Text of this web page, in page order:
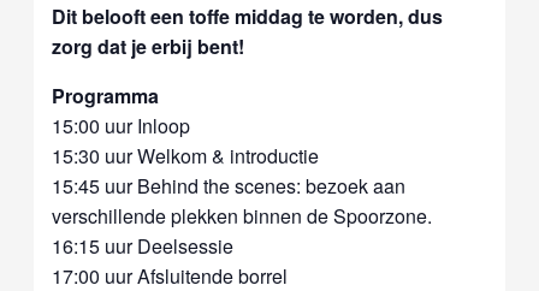
Dit belooft een toffe middag te worden, dus
zorg dat je erbij bent!
Programma
15:00 uur Inloop
15:30 uur Welkom & introductie
15:45 uur Behind the scenes: bezoek aan
verschillende plekken binnen de Spoorzone.
16:15 uur Deelsessie
17:00 uur Afsluitende borrel